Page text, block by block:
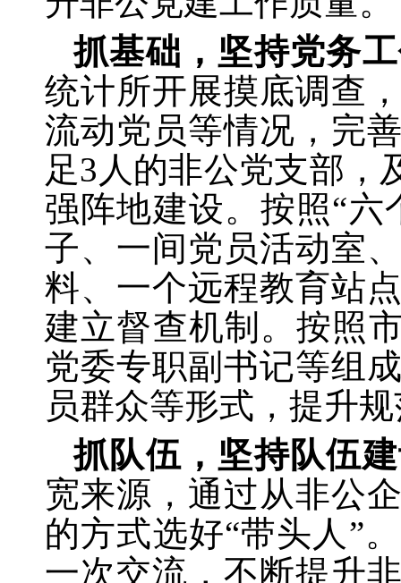
抓基础，坚持党务
统计所开展摸底调查
流动党员等情况，完
足3人的非公党支部，
强阵地建设。按照“
子、一间党员活动室
料、一个远程教育站
建立督查机制。按照
党委专职副书记等组
员群众等形式，提升
抓队伍，坚持队伍
宽来源，通过从非公
的方式选好“带头人”
一次交流，不断提升